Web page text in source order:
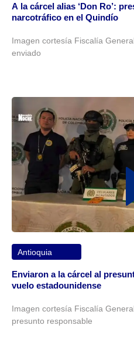
A la cárcel alias ‘Don Ro’:
narcotráfico en el Quindío
Imagen cortesía Fiscalía
enviado
Antioquia
Enviaron a la cárcel al
vuelo estadounidense
Imagen cortesía Fiscalía
presunto responsable